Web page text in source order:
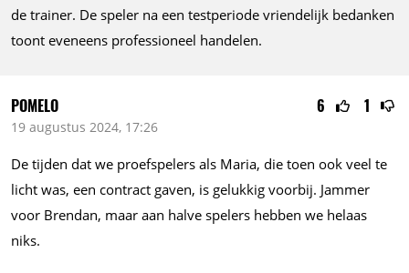
de trainer. De speler na een testperiode vriendelijk bedanken
toont eveneens professioneel handelen.
6 1
POMELO
19 augustus 2024, 17:26
De tijden dat we proefspelers als Maria, die toen ook veel te
licht was, een contract gaven, is gelukkig voorbij. Jammer
voor Brendan, maar aan halve spelers hebben we helaas
niks.